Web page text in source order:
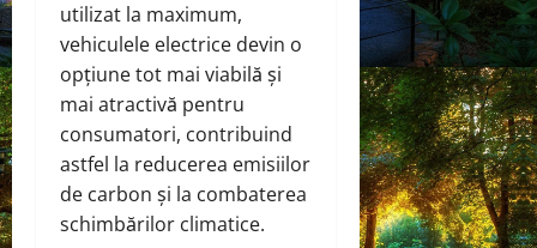
utilizat la maximum,
vehiculele electrice devin o
opțiune tot mai viabilă și
mai atractivă pentru
consumatori, contribuind
astfel la reducerea emisiilor
de carbon și la combaterea
schimbărilor climatice.